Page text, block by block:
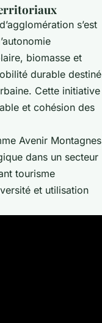
s’est
biomasse et
durable destiné
Cette initiative
et cohésion des
Avenir Montagnes
dans un secteur
tourisme
et utilisation